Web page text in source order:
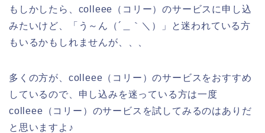
もしかしたら、colleee（コリー）のサービスに申し込
みたいけど、「う～ん（´＿｀＼）」と迷われている方
もいるかもしれませんが、、、
多くの方が、colleee（コリー）のサービスをおすすめ
しているので、申し込みを迷っている方は一度
colleee（コリー）のサービスを試してみるのはありだ
と思いますよ♪